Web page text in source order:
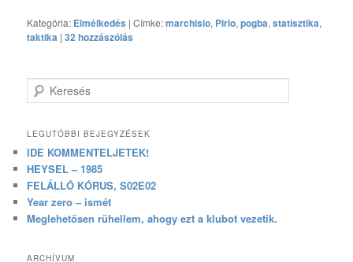
Kategória: Elmélkedés |Címke:marchisio, Pirlo,pogba,statisztika,
taktika |32 hozzászólás
Keresés
LEGUTÓBBI BEJEGYZÉSEK
IDE KOMMENTELJETEK!
HEYSEL – 1985
FELÁLLÓ KÓRUS, S02E02
Year zero – ismét
Meglehetősen rühellem, ahogy ezt a klubot vezetik.
ARCHÍVUM